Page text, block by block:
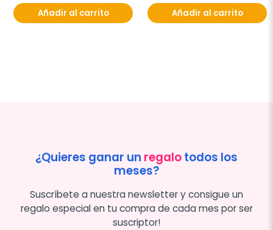
Añadir al carrito Añadir al carrito
¿Quieres ganar un regalotodos los
meses?
Suscríbete a nuestra newsletter y consigue un
regalo especial en tu compra de cada mes por ser
suscriptor!